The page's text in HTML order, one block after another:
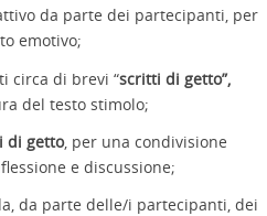
da parte dei partecipanti, per
emotivo;
circa di brevi “scritti di getto”,
del testo stimolo;
di getto, per una condivisione
e discussione;
da parte delle/i partecipanti, dei